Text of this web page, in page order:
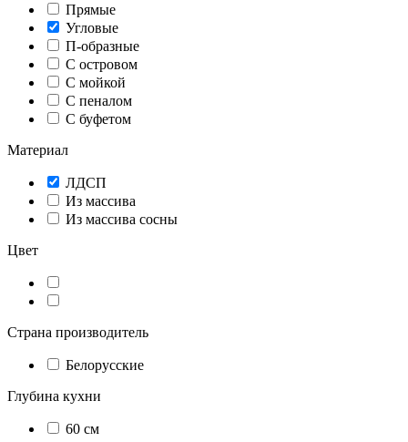
Прямые
Угловые
П-образные
С островом
С мойкой
С пеналом
С буфетом
Материал
ЛДСП
Из массива
Из массива сосны
Цвет
Страна производитель
Белорусские
Глубина кухни
60 см